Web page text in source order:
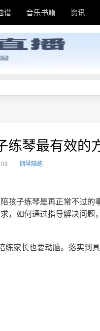
谱 音乐书籍 资讯
练琴最有效的
钢琴陪练
孩子练琴是再正常不过的
，如何通过指导解决问题
练家长也要动脑。落实到